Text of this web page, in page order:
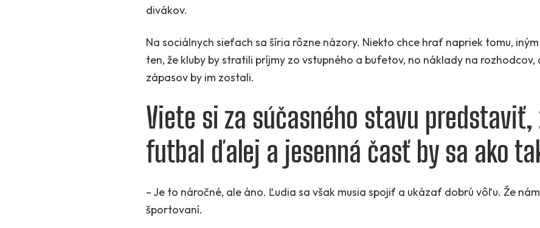
divákov.
Na sociálnych sieťach sa šíria rôzne názory. Niekto chce hrať napriek tomu,
ten, že kluby by stratili príjmy zo vstupného a bufetov, no náklady na
zápasov by im zostali.
Viete si za súčasného stavu predstaviť,
futbal ďalej a jesenná časť by sa ako
– Je to náročné, ale áno. Ľudia sa však musia spojiť a ukázať dobrú vôľu. Že
športovaní.